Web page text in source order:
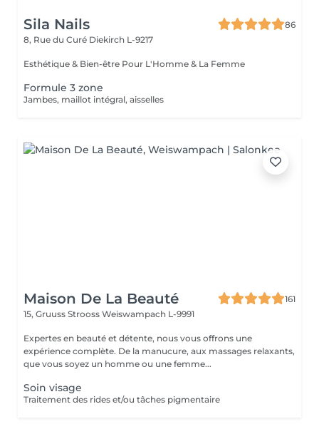
Sila Nails
86
8, Rue du Curé Diekirch L-9217
Esthétique & Bien-être Pour L'Homme & La Femme
Formule 3 zone
Jambes, maillot intégral, aisselles
Maison De La Beauté
161
15, Gruuss Strooss Weiswampach L-9991
Expertes en beauté et détente, nous vous offrons une
expérience complète. De la manucure, aux massages relaxants,
que vous soyez un homme ou une femme...
Soin visage
Traitement des rides et/ou tâches pigmentaire